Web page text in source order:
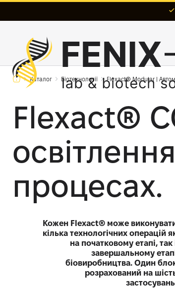
Каталог Біотехнології Flexact® Modular |
Flexact®
процесах.
Кожен Flexact® може
кілька технологічних операцій
на початковому етапі, так
завершальному
біовиробництва. Один
розрахований на